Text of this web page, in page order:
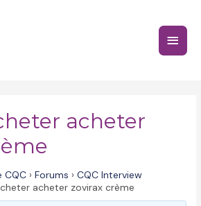
Main
acheter
CQC › Forums › CQC Interview
acheter zovirax crème